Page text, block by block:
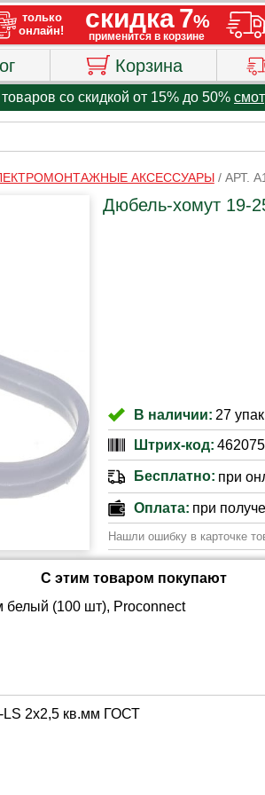
Корзина
со скидкой от 15% до 50%
АКСЕССУАРЫ/ АРТ.
Дюбель-хомут 19-
В наличии: 27
Штрих-код:
Бесплатно: при
Оплата: при
Нашли ошибку в карточке
С этим товаром покупают
белый (100 шт), Proconnect
LS 2х2,5 кв.мм ГОСТ